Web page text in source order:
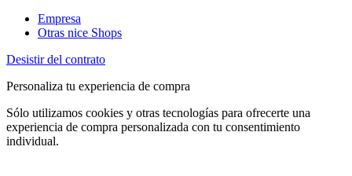
Empresa
Otras nice Shops
Desistir del contrato
Personaliza tu experiencia de compra
Sólo utilizamos cookies y otras tecnologías para ofrecerte una
experiencia de compra personalizada con tu consentimiento
individual.